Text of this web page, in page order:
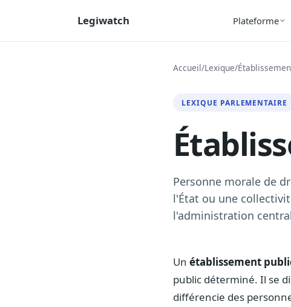
Legiwatch Plateforme
Accueil/Lexique/
LEXIQUE PARLEMENTAIRE
Personne morale de
l'État ou une
l'administration
Un établissement
public déterminé. Il se
différencie des